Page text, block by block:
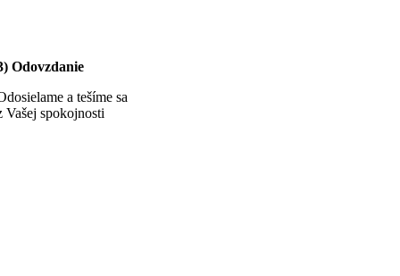
Odovzdanie
a tešíme sa
Vašej spokojnosti